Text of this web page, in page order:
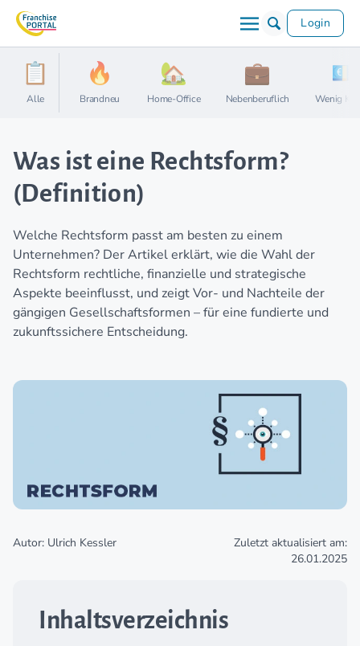
Login
Alle Brandneu Home-Office Nebenberuflich Wenig
Was ist eine Rechtsform?
(Definition)
Welche Rechtsform passt am besten zu einem
Unternehmen? Der Artikel erklärt, wie die Wahl der
Rechtsform rechtliche, finanzielle und strategische
Aspekte beeinflusst, und zeigt Vor- und Nachteile der
gängigen Gesellschaftsformen – für eine fundierte und
zukunftssichere Entscheidung.
Autor: Ulrich Kessler
Zuletzt aktualisiert am:
26.01.2025
Inhaltsverzeichnis